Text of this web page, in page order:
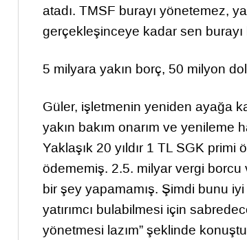
atadı. TMSF burayı yönetemez,
gerçekleşinceye kadar sen burayı
5 milyara yakın borç, 50 milyon
Güler, işletmenin yeniden ayağa
yakın bakım onarım ve yenileme
Yaklaşık 20 yıldır 1 TL SGK
ödememiş. 2.5. milyar vergi borcu
bir şey yapamamış. Şimdi bunu iyi
yatırımcı bulabilmesi için
yönetmesi lazım” şeklinde